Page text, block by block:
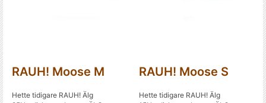
RAUH! Moose M
Hette tidigare RAUH! Älg
RAUH! Moose S
Hette tidigare RAUH! Älg